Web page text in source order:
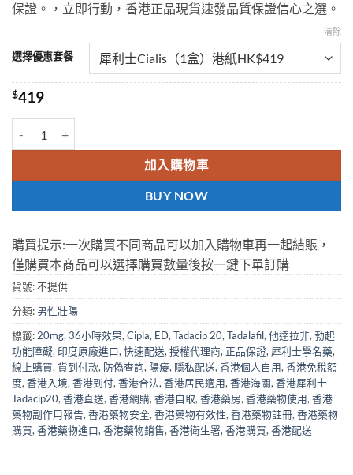
保證。，立即行動，香港正品現貨速發品質保證信心之選。
選擇優惠套餐
清除
$419
加入購物車
BUY NOW
購買提示:一次購買不同商品可以加入購物車再一起結賬，
僅購買本商品可以選擇購買數量後按一鍵下單訂購
貨號:不提供
分類: 男性壯陽
標籤: 20mg, 36小時效果, Cipla, ED, Tadacip 20, Tadalafil, 他達拉非, 勃起
功能障礙, 印度原廠進口, 快速配送, 授權代理商, 正品保證, 犀利士學名藥,
線上購買, 貨到付款, 防偽查詢, 陽痿, 隱私配送, 香港個人自用, 香港免稅額
度, 香港入境, 香港到付, 香港合法, 香港居民適用, 香港海關, 香港犀利士
Tadacip20, 香港直送, 香港網購, 香港自取, 香港藥房, 香港藥物使用, 香港
藥物副作用報告, 香港藥物安全, 香港藥物有效性, 香港藥物註冊, 香港藥物
購買, 香港藥物進口, 香港藥物銷售, 香港衛生署, 香港購買, 香港配送